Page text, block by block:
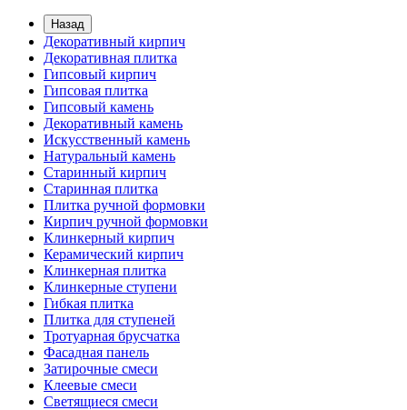
Назад
Декоративный кирпич
Декоративная плитка
Гипсовый кирпич
Гипсовая плитка
Гипсовый камень
Декоративный камень
Искусственный камень
Натуральный камень
Старинный кирпич
Старинная плитка
Плитка ручной формовки
Кирпич ручной формовки
Клинкерный кирпич
Керамический кирпич
Клинкерная плитка
Клинкерные ступени
Гибкая плитка
Плитка для ступеней
Тротуарная брусчатка
Фасадная панель
Затирочные смеси
Клеевые смеси
Светящиеся смеси